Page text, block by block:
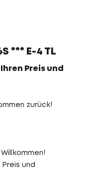
*** E-4 TL
Preis und
zurück!
Preis und